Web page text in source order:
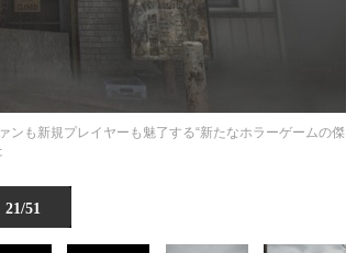
も新規プレイヤーも魅了する“新たなホラーゲームの傑
21/51